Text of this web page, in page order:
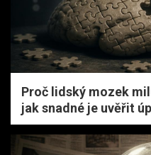
Proč lidský mozek
jak snadné je uvěřit